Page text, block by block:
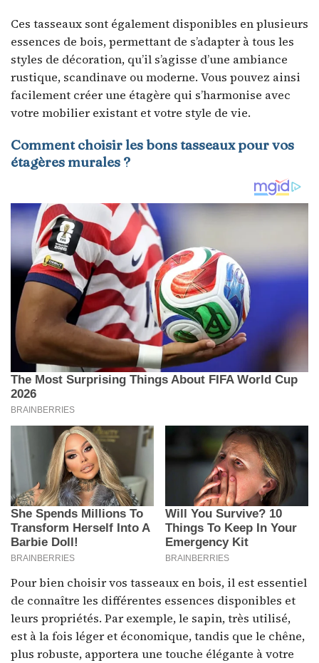
Ces tasseaux sont également disponibles en plusieurs
essences de bois, permettant de s’adapter à tous les
styles de décoration, qu’il s’agisse d’une ambiance
rustique, scandinave ou moderne. Vous pouvez ainsi
facilement créer une étagère qui s’harmonise avec
votre mobilier existant et votre style de vie.
Comment choisir les bons tasseaux pour vos
étagères murales ?
Pour bien choisir vos tasseaux en bois, il est essentiel
de connaître les différentes essences disponibles et
leurs propriétés. Par exemple, le sapin, très utilisé,
est à la fois léger et économique, tandis que le chêne,
plus robuste, apportera une touche élégante à votre